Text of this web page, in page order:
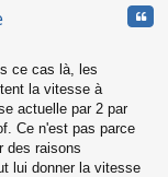
ce cas là, les
la vitesse à
actuelle par 2 par
Ce n'est pas parce
des raisons
lui donner la vitesse